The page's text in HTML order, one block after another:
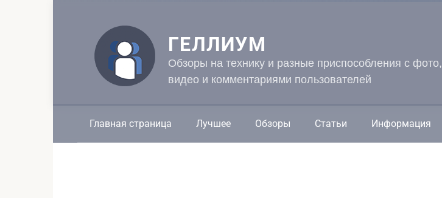
ГЕЛЛИУМ
Обзоры на технику и разные приспособления с фото,
видео и комментариями пользователей
Главная страница Лучшее Обзоры Статьи Информация